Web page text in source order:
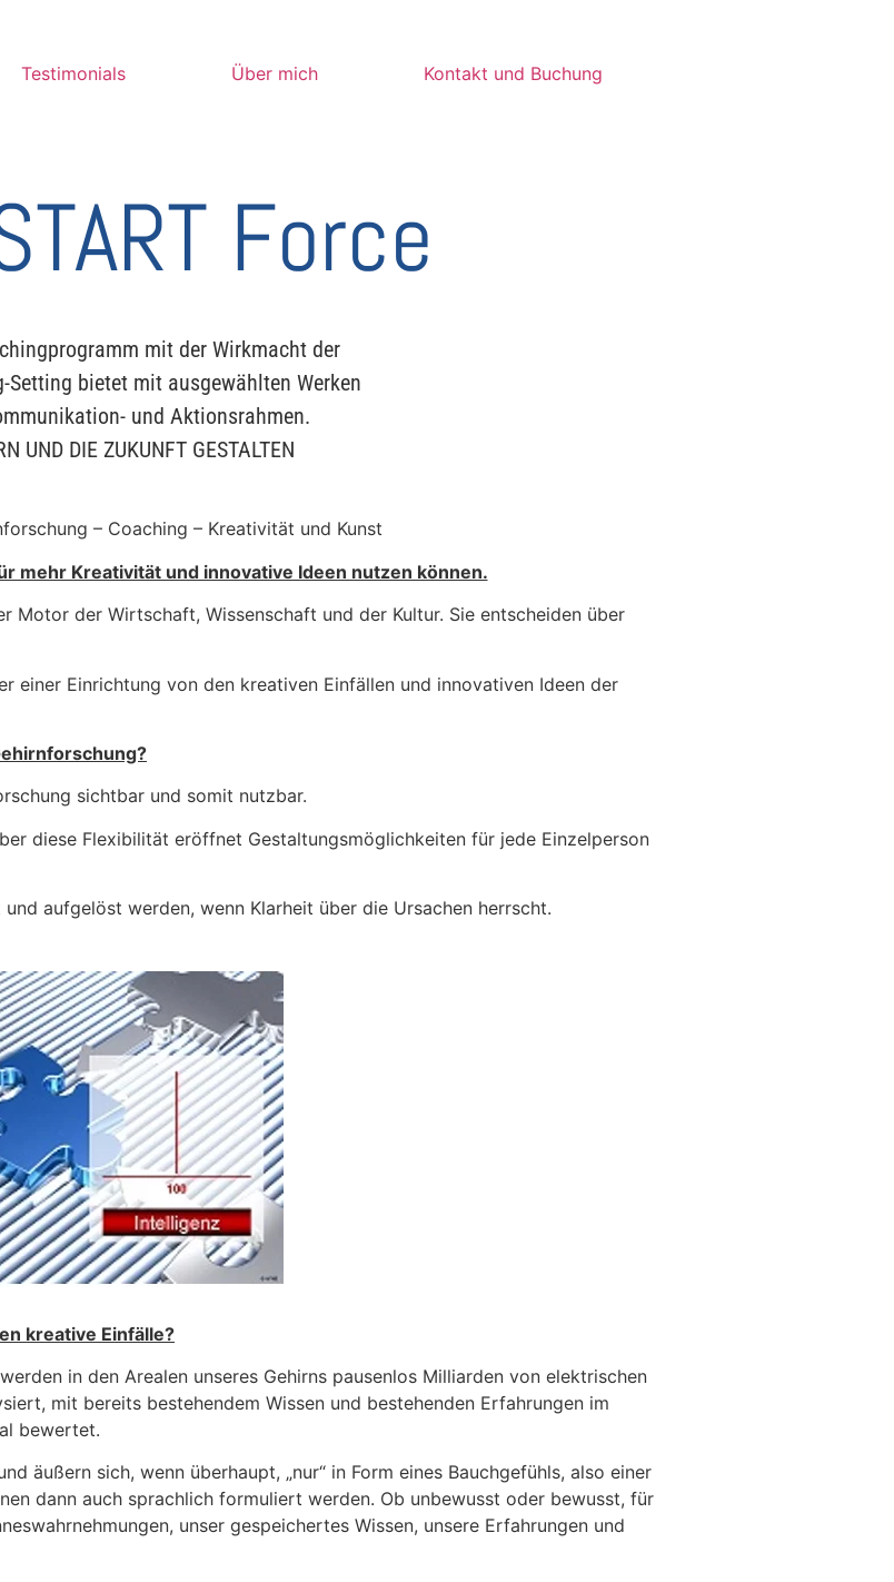
Testimonials Über mich Kontakt und Buchung
Force
mit der Wirkmacht der
Setting bietet mit ausgewählten Werken
und Aktionsrahmen.
UND DIE ZUKUNFT GESTALTEN
– Coaching – Kreativität und Kunst
mehr Kreativität und innovative Ideen nutzen können.
der Wirtschaft, Wissenschaft und der Kultur. Sie entscheiden über
einer Einrichtung von den kreativen Einfällen und innovativen Ideen der
sichtbar und somit nutzbar.
diese Flexibilität eröffnet Gestaltungsmöglichkeiten für jede Einzelperson
aufgelöst werden, wenn Klarheit über die Ursachen herrscht.
kreative Einfälle?
in den Arealen unseres Gehirns pausenlos Milliarden von elektrischen
mit bereits bestehendem Wissen und bestehenden Erfahrungen im
bewertet.
äußern sich, wenn überhaupt, „nur“ in Form eines Bauchgefühls, also einer
dann auch sprachlich formuliert werden. Ob unbewusst oder bewusst, für
unser gespeichertes Wissen, unsere Erfahrungen und